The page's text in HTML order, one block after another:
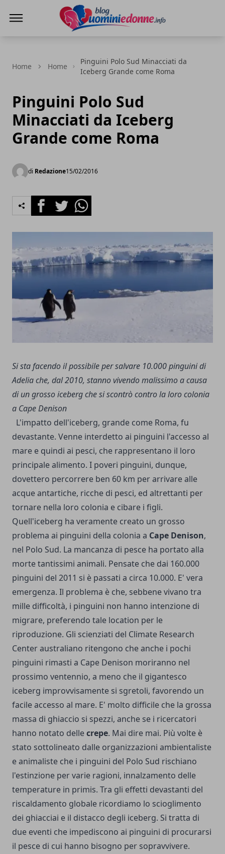
Home Home
Pinguini Polo Sud Minacciati da
Iceberg Grande come Roma
Pinguini Polo Sud
Minacciati da Iceberg
Grande come Roma
di Redazione15/02/2016
FacebookTwitterWhatsapp
Si sta facendo il possibile per salvare 10.000 pinguini di
Adelia che, dal 2010, stanno vivendo malissimo a causa
di un grosso iceberg che si scontrò contro la loro colonia
a Cape Denison
L'impatto dell'iceberg, grande come Roma, fu
devastante. Venne interdetto ai pinguini l'accesso al
mare e quindi ai pesci, che rappresentano il loro
principale alimento. I poveri pinguini, dunque,
dovettero percorrere ben 60 km per arrivare alle
acque antartiche, ricche di pesci, ed altrettanti per
tornare nella loro colonia e cibare i figli.
Quell'iceberg ha veramente creato un grosso
problema ai pinguini della colonia a Cape Denison,
nel Polo Sud. La mancanza di pesce ha portato alla
morte tantissimi animali. Pensate che dai 160.000
pinguini del 2011 si è passati a circa 10.000. E' vera
emergenza. Il problema è che, sebbene vivano tra
mille difficoltà, i pinguini non hanno intenzione di
migrare, preferendo tale location per le
riproduzione. Gli scienziati del Climate Research
Center australiano ritengono che anche i pochi
pinguini rimasti a Cape Denison moriranno nel
prossimo ventennio, a meno che il gigantesco
iceberg improvvisamente si sgretoli, favorendo un
facile accesso al mare. E' molto difficile che la grossa
massa di ghiaccio si spezzi, anche se i ricercatori
hanno notato dellecrepe. Mai dire mai. Più volte è
stato sottolineato dalle organizzazioni ambientaliste
e animaliste che i pinguini del Polo Sud rischiano
l'estinzione per varie ragioni, innalzamento delle
temperature in primis. Tra gli effetti devastanti del
riscaldamento globale ricordiamo lo scioglimento
dei ghiacciai e il distacco degli iceberg. Si tratta di
due eventi che impediscono ai pinguini di procurarsi
il pesce di cui hanno bisogno per sopravvivere.